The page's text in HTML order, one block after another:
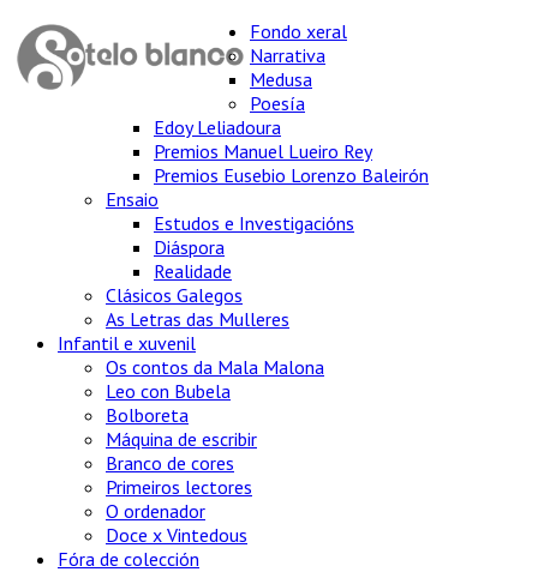
Fondo xeral
Narrativa
Medusa
Poesía
Edoy Leliadoura
Premios Manuel Lueiro Rey
Premios Eusebio Lorenzo Baleirón
Ensaio
Estudos e Investigacións
Diáspora
Realidade
Clásicos Galegos
As Letras das Mulleres
Infantil e xuvenil
Os contos da Mala Malona
Leo con Bubela
Bolboreta
Máquina de escribir
Branco de cores
Primeiros lectores
O ordenador
Doce x Vintedous
Fóra de colección